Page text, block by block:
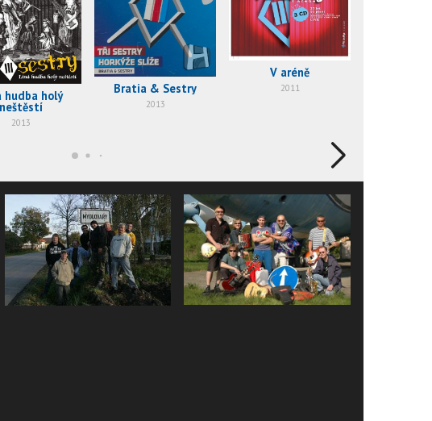
hudba holý
neštěstí
2013
Bratia & Sestry
2013
V aréně
2011